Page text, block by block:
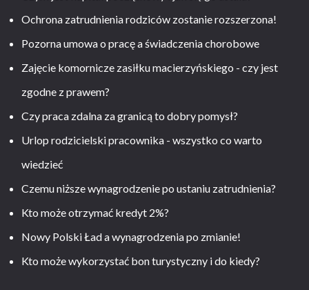
Ochrona zatrudnienia rodziców zostanie rozszerzona!
Pozorna umowa o pracę a świadczenia chorobowe
Zajęcie komornicze zasiłku macierzyńskiego - czy jest
zgodne z prawem?
Czy praca zdalna za granicą to dobry pomysł?
Urlop rodzicielski pracownika - wszystko co warto
wiedzieć
Czemu niższe wynagrodzenie po ustaniu zatrudnienia?
Kto może otrzymać kredyt 2%?
Nowy Polski Ład a wynagrodzenia po zmianie!
Kto może wykorzystać bon turystyczny i do kiedy?